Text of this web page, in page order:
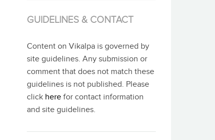
GUIDELINES & CONTACT
Content on Vikalpa is governed by
site guidelines. Any submission or
comment that does not match these
guidelines is not published. Please
click here for contact information
and site guidelines.